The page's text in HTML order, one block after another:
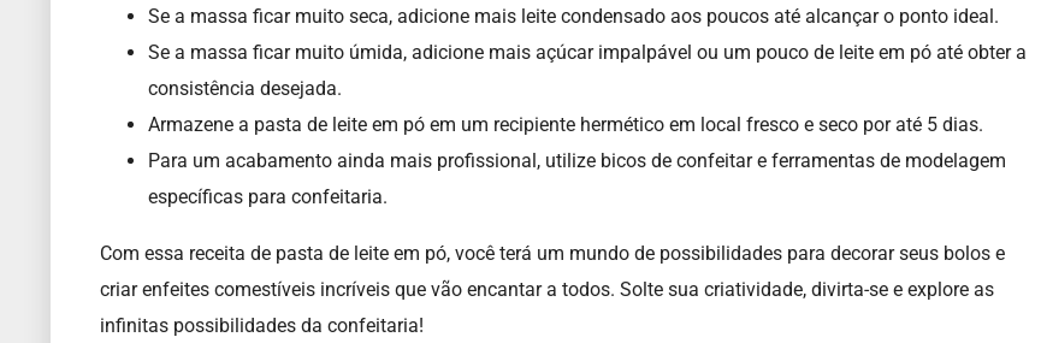
Se a massa ficar muito seca, adicione mais leite condensado aos poucos até alcançar o ponto ideal.
Se a massa ficar muito úmida, adicione mais açúcar impalpável ou um pouco de leite em pó até obter a
consistência desejada.
Armazene a pasta de leite em pó em um recipiente hermético em local fresco e seco por até 5 dias.
Para um acabamento ainda mais profissional, utilize bicos de confeitar e ferramentas de modelagem
específicas para confeitaria.
Com essa receita de pasta de leite em pó, você terá um mundo de possibilidades para decorar seus bolos e
criar enfeites comestíveis incríveis que vão encantar a todos. Solte sua criatividade, divirta-se e explore as
infinitas possibilidades da confeitaria!